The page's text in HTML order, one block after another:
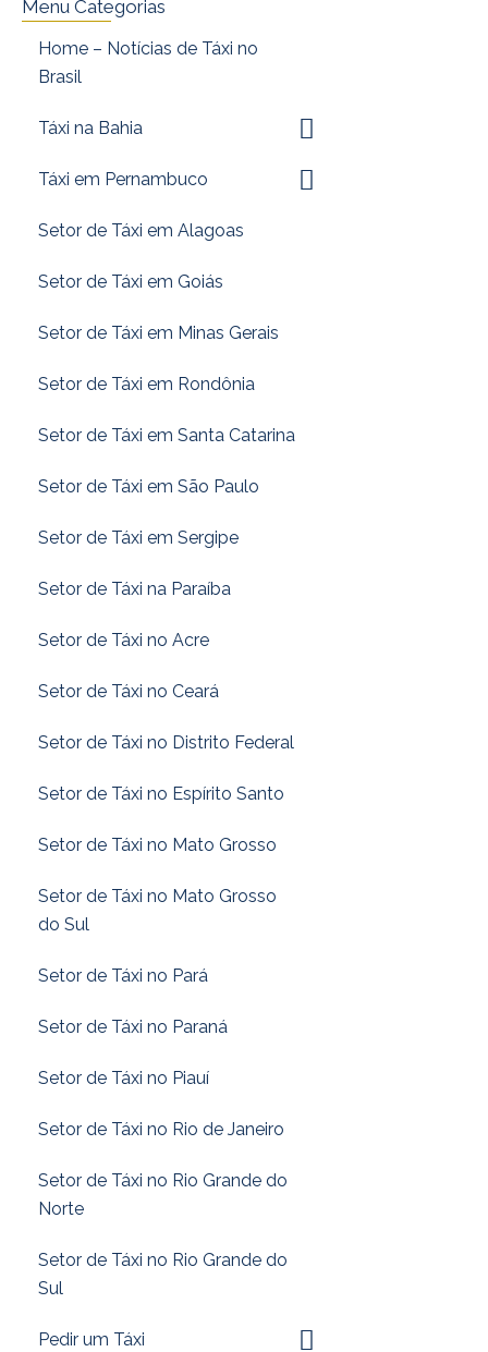
Menu Categorias
Home – Notícias de Táxi no
Brasil
Táxi na Bahia
Táxi em Pernambuco
Setor de Táxi em Alagoas
Setor de Táxi em Goiás
Setor de Táxi em Minas Gerais
Setor de Táxi em Rondônia
Setor de Táxi em Santa Catarina
Setor de Táxi em São Paulo
Setor de Táxi em Sergipe
Setor de Táxi na Paraíba
Setor de Táxi no Acre
Setor de Táxi no Ceará
Setor de Táxi no Distrito Federal
Setor de Táxi no Espírito Santo
Setor de Táxi no Mato Grosso
Setor de Táxi no Mato Grosso
do Sul
Setor de Táxi no Pará
Setor de Táxi no Paraná
Setor de Táxi no Piauí
Setor de Táxi no Rio de Janeiro
Setor de Táxi no Rio Grande do
Norte
Setor de Táxi no Rio Grande do
Sul
Pedir um Táxi